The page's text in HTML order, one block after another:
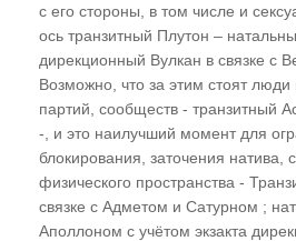
с его стороны, в том числе и
ось транзитный Плутон –
дирекционный Вулкан в связке с
Возможно, что за этим стоят люди
партий, сообществ - транзитный
-, и это наилучший момент для
блокирования, заточения натива,
физического пространства -
связке с Адметом и Сатурном ;
Аполлоном с учётом экзакта